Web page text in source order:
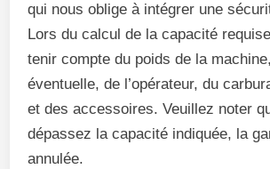
qui nous oblige à intégrer une
Lors du calcul de la capacité
tenir compte du poids de la
éventuelle, de l’opérateur, du
et des accessoires. Veuillez noter
dépassez la capacité indiquée, la
annulée.